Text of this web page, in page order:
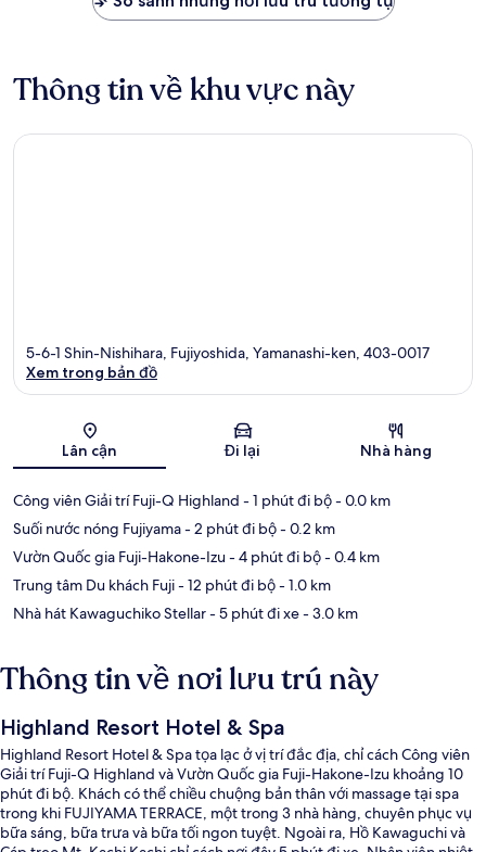
Thông tin về khu vực này
Bản đồ
5-6-1 Shin-Nishihara, Fujiyoshida, Yamanashi-ken, 403-0017
Xem trong bản đồ
Lân cận Đi lại Nhà hàng
Công viên Giải trí Fuji-Q Highland - 1 phút đi bộ- 0.0 km
Suối nước nóng Fujiyama- 2 phút đi bộ- 0.2 km
Vườn Quốc gia Fuji-Hakone-Izu- 4 phút đi bộ- 0.4 km
Trung tâm Du khách Fuji- 12 phút đi bộ- 1.0 km
Nhà hát Kawaguchiko Stellar- 5 phút đi xe- 3.0 km
Thông tin về nơi lưu trú này
Highland Resort Hotel & Spa
Highland Resort Hotel & Spa tọa lạc ở vị trí đắc địa, chỉ cách Công viên
Giải trí Fuji-Q Highland và Vườn Quốc gia Fuji-Hakone-Izu khoảng 10
phút đi bộ. Khách có thể chiều chuộng bản thân với massage tại spa
trong khi FUJIYAMA TERRACE, một trong 3 nhà hàng, chuyên phục vụ
bữa sáng, bữa trưa và bữa tối ngon tuyệt. Ngoài ra, Hồ Kawaguchi và